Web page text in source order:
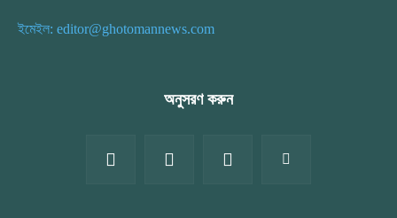
ইমেইল: editor@ghotomannews.com
অনুসরণ করুন